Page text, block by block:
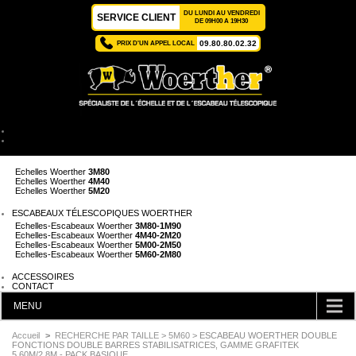
SERVICE CLIENT
DU LUNDI AU VENDREDI
DE 09H00 A 19H30
PRIX D'UN APPEL LOCAL 09.80.80.02.32
Echelles Woerther 3M80
Echelles Woerther 4M40
Echelles Woerther 5M20
ESCABEAUX TÉLESCOPIQUES WOERTHER
Echelles-Escabeaux Woerther 3M80-1M90
Echelles-Escabeaux Woerther 4M40-2M20
Echelles-Escabeaux Woerther 5M00-2M50
Echelles-Escabeaux Woerther 5M60-2M80
ACCESSOIRES
CONTACT
MENU
CATÉGORIES
Accueil > RECHERCHE PAR TAILLE >5M60 > ESCABEAU WOERTHER DOUBLE
FONCTIONS DOUBLE BARRES STABILISATRICES, GAMME GRAFITEK